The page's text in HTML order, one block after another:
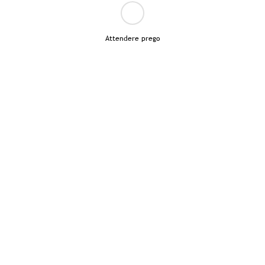
Attendere prego